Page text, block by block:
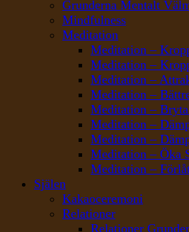
Grunderna Mentalt
Mindfulness
Meditation
Meditation –
Meditation –
Meditation –
Meditation –
Meditation –
Meditation –
Meditation –
Meditation – Öka
Meditation –
Själen
Kakaoceremoni
Relationer
Relationer